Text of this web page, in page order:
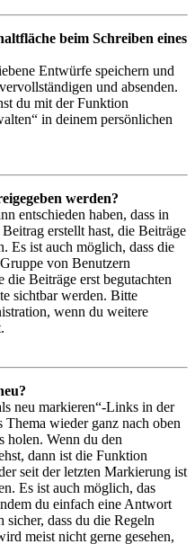
beim Schreiben eines
Entwürfe speichern und
und absenden.
du mit der Funktion
in deinem persönlichen
werden?
entschieden haben, dass in
erstellt hast, die Beiträge
Es ist auch möglich, dass die
von Benutzern
die Beiträge erst begutachten
sichtbar werden. Bitte
wenn du weitere
neu markieren“-Links in der
Thema wieder ganz nach oben
holen. Wenn du den
dann ist die Funktion
seit der letzten Markierung ist
Es ist auch möglich, das
du einfach eine Antwort
sicher, dass du die Regeln
meist nicht gerne gesehen,